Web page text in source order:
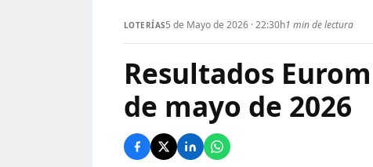
LOTERÍAS5 de Mayo de 2026 · 22:30h1 min de lectura
Resultados
de mayo de 2026